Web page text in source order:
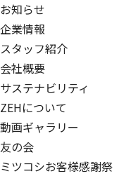
お知らせ
企業情報
スタッフ紹介
会社概要
サステナビリティ
ZEHについて
動画ギャラリー
友の会
ミツコシお客様感謝祭